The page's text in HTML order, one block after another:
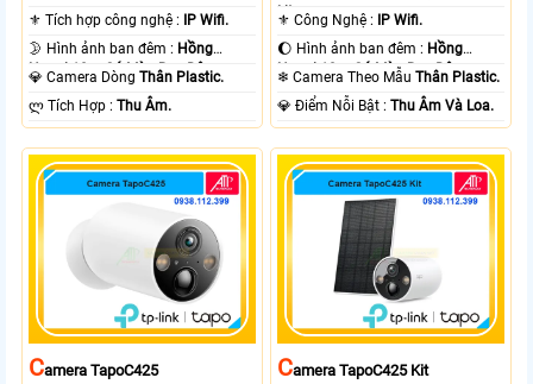
⚜️ Tích hợp công nghệ :
IP Wifi.
🌛 Hình ảnh ban đêm : Hồng
Ngoại 10m Có Màu Ban Ðêm.
💎 Camera DòngThân Plastic.
️ლ Tích Hợp :Thu Âm.
Lite .
⚜️ Công Nghệ :
IP Wifi.
🌔 Hình ảnh ban đêm : Hồng
Ngoại 10m Có Màu Ban Ðêm.
❄ Camera Theo MẫuThân Plastic.
️💎 Điểm Nỗi Bật :Thu Âm Và Loa.
CAmera TapoC425 CAmera TapoC425 Kit